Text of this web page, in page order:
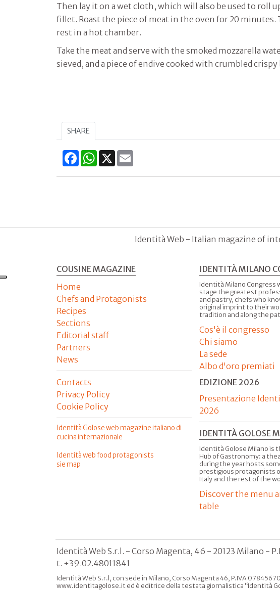
Then lay it on a wet cloth, which will also be used to roll
fillet. Roast the piece of meat in the oven for 20 minutes.
rest in a hot chamber.
Take the meat and serve with the smoked mozzarella
sieved, and a piece of endive cooked with crumbled crispy
SHARE
FacebookWhatsApp
X
Identità Web - Italian magazine of
COUSINE MAGAZINE
Home
Chefs and Protagonists
Recipes
Sections
Editorial staff
Partners
News
Contacts
Privacy Policy
Cookie Policy
Identità Golose web magazine italiano di
cucina internazionale
Identità web food protagonists
sie map
IDENTITÀ MILANO
Identità Milano Congress
stage the greatest
and pastry, chefs who
original imprint to their
tradition and along the
Cos'è il congresso
Chi siamo
La sede
Albo d'oro premiati
EDIZIONE 2026
Presentazione
2026
IDENTITÀ GOLOSE
Identità Golose Milano is
Hub of Gastronomy: a
during the year hosts
prestigious protagonists
Italy and the rest of the
Discover the menu
table
Identità Web S.r.l. - Corso Magenta, 46 - 20123 Milano -
t. +39.02.48011841
Identità Web S.r.l, con sede in Milano, Corso Magenta 46, P.IVA
www.identitagolose.it ed è editrice della testata giornalistica “Identità